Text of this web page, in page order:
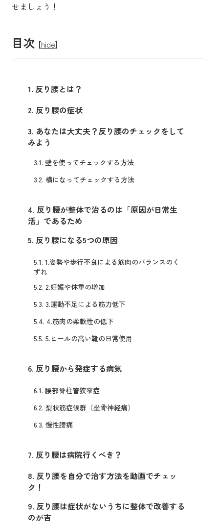
せましょう！
目次 [hide]
1. 反り腰とは？
2. 反り腰の症状
3. あなたは大丈夫？反り腰のチェックをして
みよう
3.1. 壁を使ってチェックする方法
3.2. 横になってチェックする方法
4. 反り腰が整体で治るのは「原因が日常生
活」であるため
5. 反り腰になる5つの原因
5.1. 1.姿勢や歩行不良による筋肉のバランスのく
ずれ
5.2. 2.妊娠や体重の増加
5.3. 3.運動不足による筋力低下
5.4. 4.筋肉の柔軟性の低下
5.5. 5.ヒールの高い靴の日常使用
6. 反り腰から発症する病気
6.1. 腰部脊柱管狭窄症
6.2. 梨状筋症候群（坐骨神経痛）
6.3. 慢性腰痛
7. 反り腰は病院行くべき？
8. 反り腰を自分で治す方法を動画でチェッ
ク！
9. 反り腰は症状がないうちに整体で改善する
のが吉